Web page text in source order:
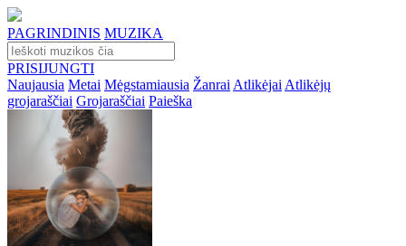
PAGRINDINIS MUZIKA
PRISIJUNGTI
Naujausia Metai Mėgstamiausia Žanrai Atlikėjai Atlikėjų
grojaraščiai Grojaraščiai Paieška